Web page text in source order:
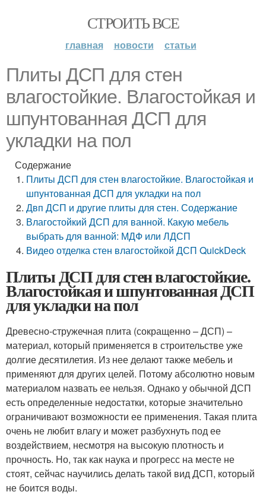
СТРОИТЬ ВСЕ
главная новости статьи
Плиты ДСП для стен
влагостойкие. Влагостойкая и
шпунтованная ДСП для
укладки на пол
Содержание
Плиты ДСП для стен влагостойкие. Влагостойкая и
шпунтованная ДСП для укладки на пол
Двп ДСП и другие плиты для стен. Содержание
Влагостойкий ДСП для ванной. Какую мебель
выбрать для ванной: МДФ или ЛДСП
Видео отделка стен влагостойкой ДСП QuickDeck
Плиты ДСП для стен влагостойкие.
Влагостойкая и шпунтованная ДСП
для укладки на пол
Древесно-стружечная плита (сокращенно – ДСП) –
материал, который применяется в строительстве уже
долгие десятилетия. Из нее делают также мебель и
применяют для других целей. Потому абсолютно новым
материалом назвать ее нельзя. Однако у обычной ДСП
есть определенные недостатки, которые значительно
ограничивают возможности ее применения. Такая плита
очень не любит влагу и может разбухнуть под ее
воздействием, несмотря на высокую плотность и
прочность. Но, так как наука и прогресс на месте не
стоят, сейчас научились делать такой вид ДСП, который
не боится воды.